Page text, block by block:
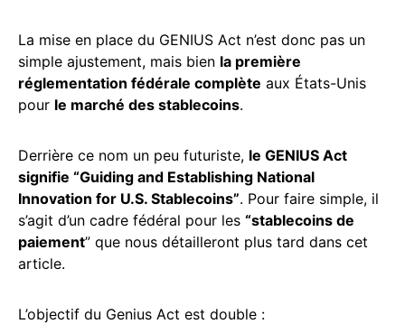
La mise en place du GENIUS Act n’est donc pas un
simple ajustement, mais bien la première
réglementation fédérale complète aux États-Unis
pour le marché des stablecoins.
Derrière ce nom un peu futuriste, le GENIUS Act
signifie “Guiding and Establishing National
Innovation for U.S. Stablecoins”. Pour faire simple, il
s’agit d’un cadre fédéral pour les “stablecoins de
paiement” que nous détailleront plus tard dans cet
article.
L’objectif du Genius Act est double :